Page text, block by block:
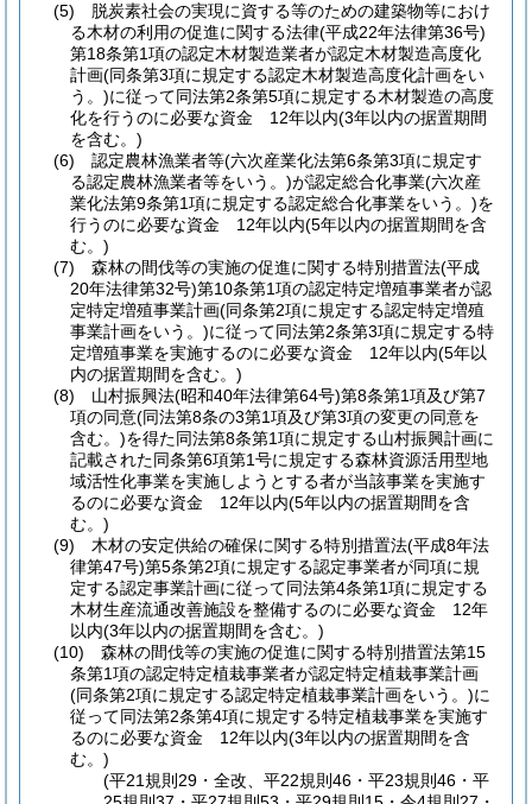
(5)
脱炭素社会の実現に資する等のための建築物等におけ
る木材の利用の促進に関する法律(平成22年法律第36号)
第18条第1項の認定木材製造業者が認定木材製造高度化
計画(同条第3項に規定する認定木材製造高度化計画をい
う。)に従って同法第2条第5項に規定する木材製造の高度
化を行うのに必要な資金 12年以内(3年以内の据置期間
を含む。)
(6)
認定農林漁業者等(六次産業化法第6条第3項に規定す
る認定農林漁業者等をいう。)が認定総合化事業(六次産
業化法第9条第1項に規定する認定総合化事業をいう。)を
行うのに必要な資金 12年以内(5年以内の据置期間を含
む。)
(7)
森林の間伐等の実施の促進に関する特別措置法(平成
20年法律第32号)第10条第1項の認定特定増殖事業者が認
定特定増殖事業計画(同条第2項に規定する認定特定増殖
事業計画をいう。)に従って同法第2条第3項に規定する特
定増殖事業を実施するのに必要な資金 12年以内(5年以
内の据置期間を含む。)
(8)
山村振興法(昭和40年法律第64号)第8条第1項及び第7
項の同意(同法第8条の3第1項及び第3項の変更の同意を
含む。)を得た同法第8条第1項に規定する山村振興計画に
記載された同条第6項第1号に規定する森林資源活用型地
域活性化事業を実施しようとする者が当該事業を実施す
るのに必要な資金 12年以内(5年以内の据置期間を含
む。)
(9)
木材の安定供給の確保に関する特別措置法(平成8年法
律第47号)第5条第2項に規定する認定事業者が同項に規
定する認定事業計画に従って同法第4条第1項に規定する
木材生産流通改善施設を整備するのに必要な資金 12年
以内(3年以内の据置期間を含む。)
(10)
森林の間伐等の実施の促進に関する特別措置法第15
条第1項の認定特定植栽事業者が認定特定植栽事業計画
(同条第2項に規定する認定特定植栽事業計画をいう。)に
従って同法第2条第4項に規定する特定植栽事業を実施す
るのに必要な資金 12年以内(3年以内の据置期間を含
む。)
(平21規則29・全改、平22規則46・平23規則46・平